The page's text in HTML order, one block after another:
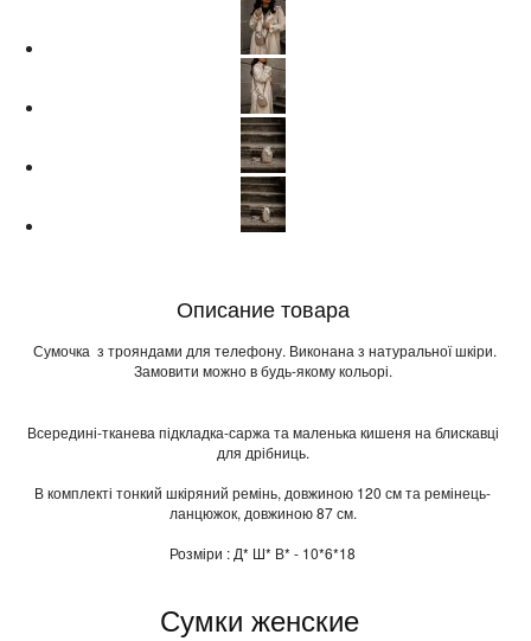
Описание товара
Сумочка з трояндами для телефону. Виконана з натуральної шкіри.
Замовити можно в будь-якому кольорі.
Всередині-тканева підкладка-саржа та маленька кишеня на блискавці
для дрібниць.
В комплекті тонкий шкіряний ремінь, довжиною 120 см та ремінець-
ланцюжок, довжиною 87 см.
Розміри : Д* Ш* В* - 10*6*18
Сумки женские